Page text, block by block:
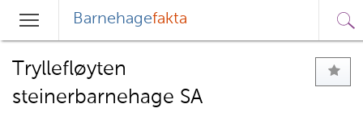
Hovedmeny
Barnehagefakta
Søk
Tryllefløyten
steinerbarnehage SA